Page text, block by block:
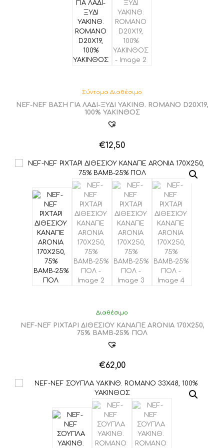
επιλογές
μπορούν
να
επιλεγούν
στη
σελίδα
Σύντομα Διαθέσιμο
NEF-NEF ΒΑΣΗ ΓΙΑ ΛΑΔΙ-ΞΥΔΙ YAKINΘ. ROMANO D20X19,
100% ΥΑΚΙΝΘΟΣ
€12,50
Διαθέσιμο
NEF-NEF ΡΙΧΤΑΡΙ ΔΙΘΕΣΙΟΥ ΚΑΝΑΠΕ ARONIA 170X250,
75% BAMB-25% ΠΟΛ
€62,00
το
προϊόν
έχει
πολλαπλές
παραλλαγές.
Οι
επιλογές